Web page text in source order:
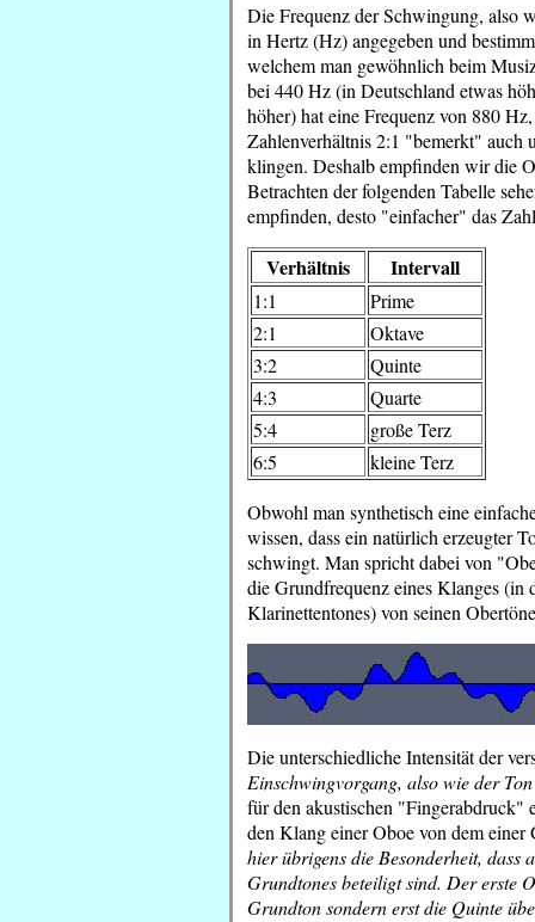
Die Frequenz der Schwingung, also
in Hertz (Hz) angegeben und
welchem man gewöhnlich beim
bei 440 Hz (in Deutschland etwas
höher) hat eine Frequenz von 880
Zahlenverhältnis 2:1 "bemerkt" auch
klingen. Deshalb empfinden wir die
Betrachten der folgenden Tabelle
empfinden, desto "einfacher" das
Verhältnis Intervall
1:1
Prime
2:1
Oktave
3:2
Quinte
4:3
Quarte
5:4
große Terz
6:5
kleine Terz
Obwohl man synthetisch eine
wissen, dass ein natürlich erzeugter
schwingt. Man spricht dabei von
die Grundfrequenz eines Klanges (in
Klarinettentones) von seinen
Die unterschiedliche Intensität der
Einschwingvorgang, also wie der
für den akustischen "Fingerabdruck"
den Klang einer Oboe von dem einer
hier übrigens die Besonderheit, dass
Grundtones beteiligt sind. Der erste
Grundton sondern erst die Quinte